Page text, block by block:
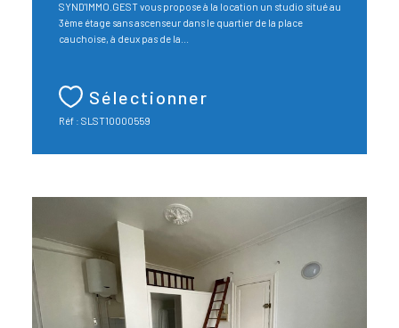
SYND'IMMO.GEST vous propose à la location un studio situé au
3ème étage sans ascenseur dans le quartier de la place
cauchoise, à deux pas de la...
Sélectionner
Réf : SLST10000559